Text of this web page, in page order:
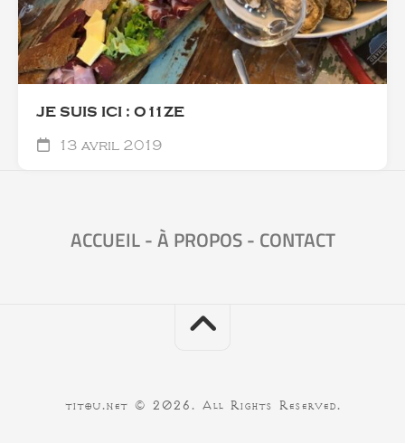
JE SUIS ICI : O11ZE
13 avril 2019
ACCUEIL-À PROPOS- CONTACT
titou.net © 2026. All Rights Reserved.